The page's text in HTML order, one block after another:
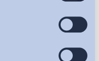
dati personali descritti